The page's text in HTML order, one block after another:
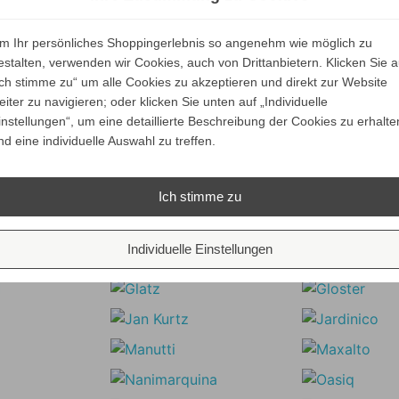
Preise inkl. ges. MwSt.
versandkostenfrei
Cassina CAPITOL
ALLE VARIANTEN
ZEIGEN
Ihr Spar-Preis
Preise inkl. ges.
absolut
Cassina CAPITOL
ALLE VARIANTEN
ZEIGEN
Ihr persönliches Shoppingerlebnis so angenehm wie möglich zu
verwenden wir Cookies, auch von Drittanbietern. Klicken Sie
stimme zu“ um alle Cookies zu akzeptieren und direkt zur Website
zu navigieren; oder klicken Sie unten auf „Individuelle
um eine detaillierte Beschreibung der Cookies zu
eine individuelle Auswahl zu treffen.
Ich stimme zu
Individuelle Einstellungen